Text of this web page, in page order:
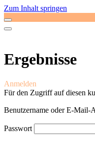
Zum Inhalt springen
Ergebnisse
Anmelden
Für den Zugriff auf diesen
Benutzername oder E-Mail-
Passwort